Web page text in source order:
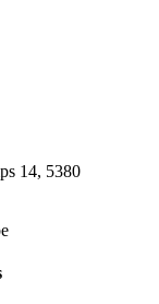
14, 5380